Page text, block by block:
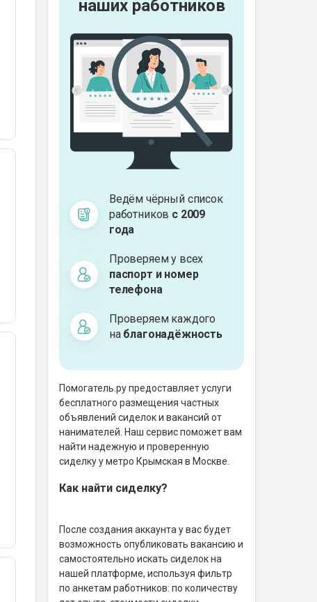
наших работников
Ведём чёрный список
работников с 2009
года
Проверяем у всех
паспорт и номер
телефона
Проверяем каждого
на благонадёжность
Помогатель.ру предоставляет услуги
бесплатного размещения частных
объявлений сиделок и вакансий от
нанимателей. Наш сервис поможет вам
найти надежную и проверенную
сиделку у метро Крымская в Москве.
Как найти сиделку?
После создания аккаунта у вас будет
возможность опубликовать вакансию и
самостоятельно искать сиделок на
нашей платформе, используя фильтр
по анкетам работников: по количеству